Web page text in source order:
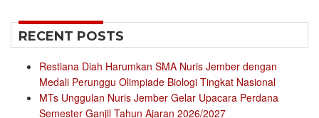
RECENT POSTS
Restiana Diah Harumkan SMA Nuris Jember dengan
Medali Perunggu Olimpiade Biologi Tingkat Nasional
MTs Unggulan Nuris Jember Gelar Upacara Perdana
Semester Ganjil Tahun Ajaran 2026/2027